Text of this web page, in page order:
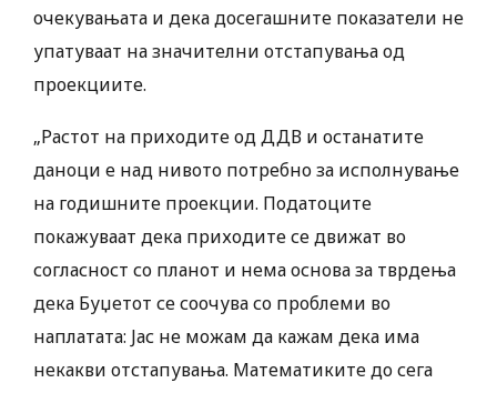
очекувањата и дека досегашните показатели не
упатуваат на значителни отстапувања од
проекциите.
„Растот на приходите од ДДВ и останатите
даноци е над нивото потребно за исполнување
на годишните проекции. Податоците
покажуваат дека приходите се движат во
согласност со планот и нема основа за тврдења
дека Буџетот се соочува со проблеми во
наплатата: Јас не можам да кажам дека има
некакви отстапувања. Математиките до сега